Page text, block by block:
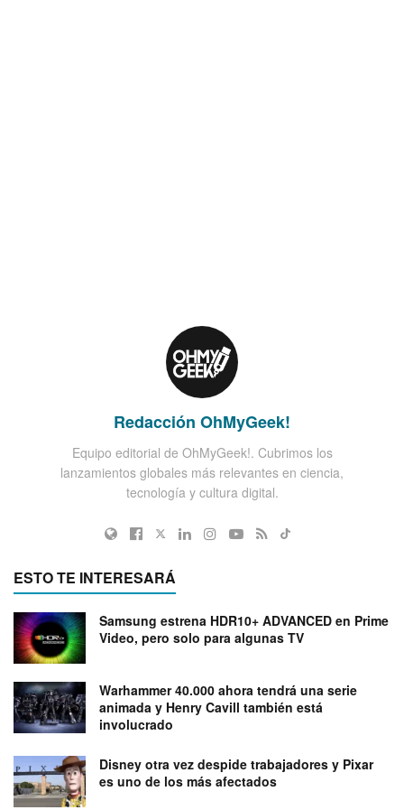
Redacción OhMyGeek!
Equipo editorial de OhMyGeek!. Cubrimos los
lanzamientos globales más relevantes en ciencia,
tecnología y cultura digital.
ESTO TE INTERESARÁ
Samsung estrena HDR10+ ADVANCED en Prime
Video, pero solo para algunas TV
Warhammer 40.000 ahora tendrá una serie
animada y Henry Cavill también está
involucrado
Disney otra vez despide trabajadores y Pixar
es uno de los más afectados